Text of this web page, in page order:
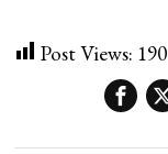
Post Views: 190